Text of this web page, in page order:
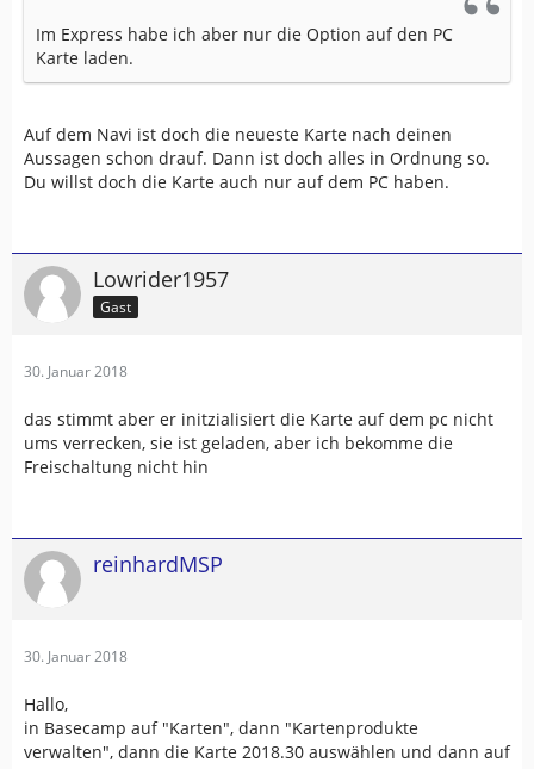
Im Express habe ich aber nur die Option auf den PC
Karte laden.
Auf dem Navi ist doch die neueste Karte nach deinen
Aussagen schon drauf. Dann ist doch alles in Ordnung so.
Du willst doch die Karte auch nur auf dem PC haben.
Lowrider1957
Gast
30. Januar 2018
das stimmt aber er initzialisiert die Karte auf dem pc nicht
ums verrecken, sie ist geladen, aber ich bekomme die
Freischaltung nicht hin
reinhardMSP
30. Januar 2018
Hallo,
in Basecamp auf "Karten", dann "Kartenprodukte
verwalten", dann die Karte 2018.30 auswählen und dann auf